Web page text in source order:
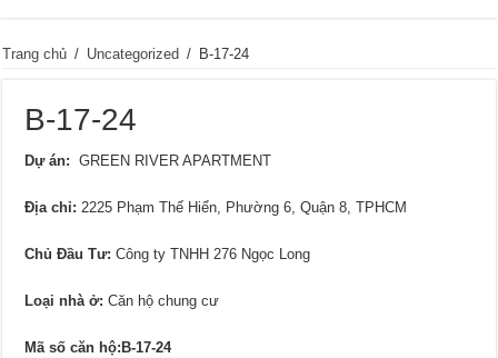
Trang chủ / Uncategorized / B-17-24
B-17-24
Dự án: GREEN RIVER APARTMENT
Địa chỉ: 2225 Phạm Thế Hiển, Phường 6, Quận 8, TPHCM
Chủ Đầu Tư: Công ty TNHH 276 Ngọc Long
Loại nhà ở: Căn hộ chung cư
Mã số căn hộ:B-17-24